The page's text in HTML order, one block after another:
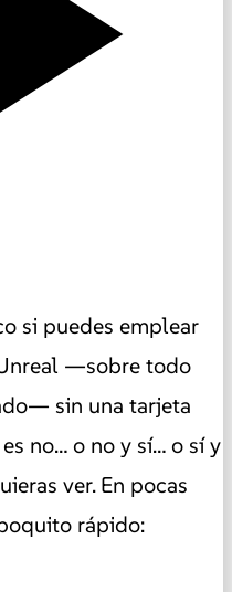
si puedes emplear
—sobre todo
sin una tarjeta
no… o no y sí… o sí y
ver. En pocas
rápido: